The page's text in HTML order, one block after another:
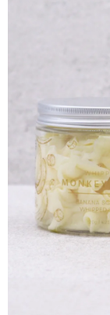
hvězdiček.